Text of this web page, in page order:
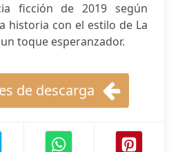
ficción de 2019 según
historia con el estilo de La
toque esperanzador.
de descarga